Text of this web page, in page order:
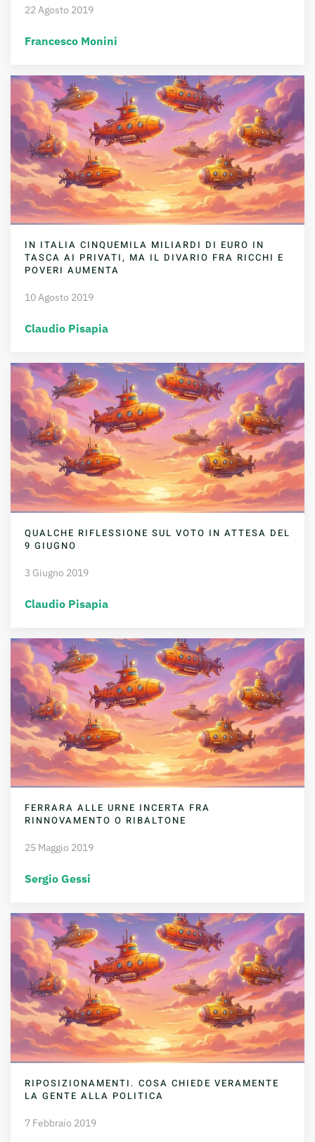
22 Agosto 2019
Francesco Monini
IN ITALIA CINQUEMILA MILIARDI DI EURO IN
TASCA AI PRIVATI, MA IL DIVARIO FRA RICCHI E
POVERI AUMENTA
10 Agosto 2019
Claudio Pisapia
QUALCHE RIFLESSIONE SUL VOTO IN ATTESA DEL
9 GIUGNO
3 Giugno 2019
Claudio Pisapia
FERRARA ALLE URNE INCERTA FRA
RINNOVAMENTO O RIBALTONE
25 Maggio 2019
Sergio Gessi
RIPOSIZIONAMENTI. COSA CHIEDE VERAMENTE
LA GENTE ALLA POLITICA
7 Febbraio 2019